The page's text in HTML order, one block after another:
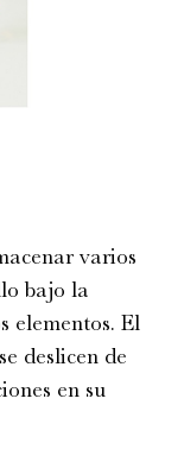
varios
bajo la
elementos. El
deslicen de
en su